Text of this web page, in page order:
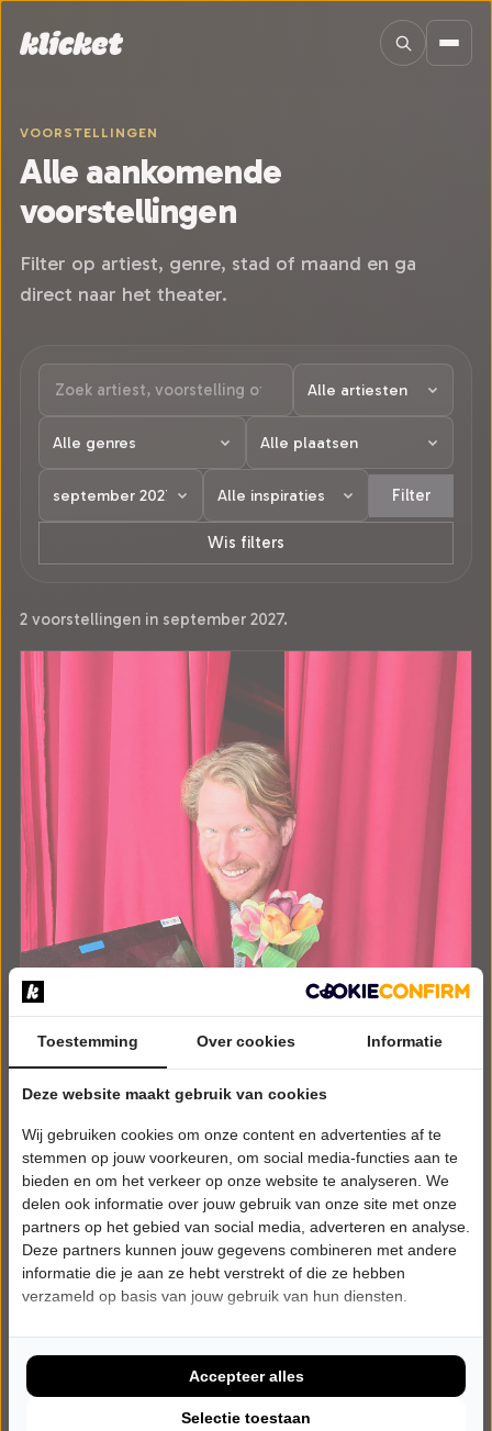
VOORSTELLINGEN
Alle aankomende
voorstellingen
Filter op artiest, genre, stad of maand en ga
direct naar het theater.
Filter
Wis filters
2 voorstellingen in september 2027.
VRIJDAG 3 SEPTEMBER 2027 • 20:15 UUR
Korrelatie
Cpunt
Hoofddorp
CABARET
Tickets
Meer info
Toestemming Over cookies Informatie
Deze website maakt gebruik van cookies
Wij gebruiken cookies om onze content en advertenties af te
stemmen op jouw voorkeuren, om social media-functies aan te
bieden en om het verkeer op onze website te analyseren. We
delen ook informatie over jouw gebruik van onze site met onze
partners op het gebied van social media, adverteren en analyse.
Deze partners kunnen jouw gegevens combineren met andere
informatie die je aan ze hebt verstrekt of die ze hebben
verzameld op basis van jouw gebruik van hun diensten.
Selectie toestaan
Accepteer alles